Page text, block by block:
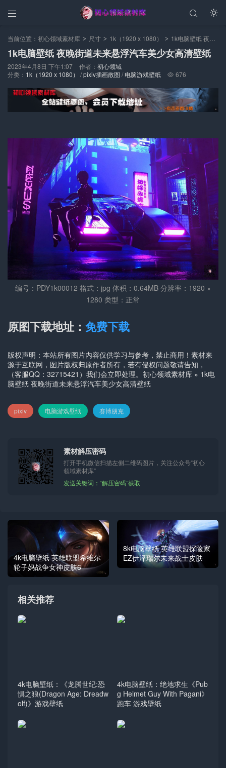
 

当前位置： 初心领域素材库 > 尺寸 > 1k（1920 x 1080） > 1k电脑壁纸 夜晚街道未来悬浮汽车美少女高清壁纸
1k电脑壁纸 夜晚街道未来悬浮汽车美少女高清壁纸
2023年4月8日 下午1:07 作者： 初心领域
分类： 1k（1920 x 1080） /pixiv插画散图 /电脑游戏壁纸  676
编号：PDY1k00012 格式：jpg 体积：0.64MB 分辨率：1920 ×
1280 类型：正常
原图下载地址： 免费下载
版权声明：本站所有图片内容仅供学习与参考，禁止商用！素材来
源于互联网，图片版权归原作者所有，若有侵权问题敬请告知，
（客服QQ：32715421）我们会立即处理。 初心领域素材库 » 1k电
脑壁纸 夜晚街道未来悬浮汽车美少女高清壁纸
pixiv 电脑游戏壁纸 赛博朋克
素材解压密码
打开手机微信扫描左侧二维码图片，关注公众号“初心
领域素材库”
发送关键词：“解压密码”获取
4k电脑壁纸 英雄联盟希维尔
轮子妈战争女神皮肤6
8k电脑壁纸 英雄联盟探险家
EZ伊泽瑞尔未来战士皮肤
相关推荐
4k电脑壁纸：《龙腾世纪:恐
惧之狼(Dragon Age: Dreadw
olf)》游戏壁纸
4k电脑壁纸：绝地求生《Pub
g Helmet Guy With Pagani》
跑车 游戏壁纸